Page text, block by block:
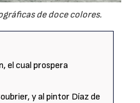
de doce colores.
el cual prospera
y al pintor Díaz de